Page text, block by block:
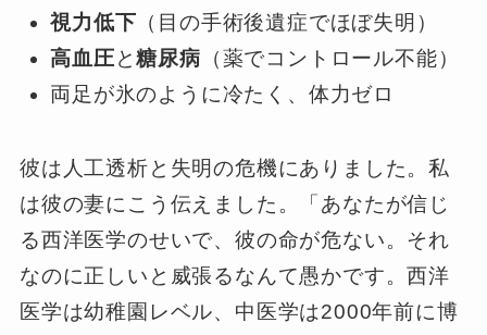
視力低下 （目の手術後遺症でほぼ失明）
高血圧と糖尿病 （薬でコントロール不能）
両足が氷のように冷たく、体力ゼロ
彼は人工透析と失明の危機にありました。私
は彼の妻にこう伝えました。「あなたが信じ
る西洋医学のせいで、彼の命が危ない。それ
なのに正しいと威張るなんて愚かです。西洋
医学は幼稚園レベル、中医学は2000年前に博